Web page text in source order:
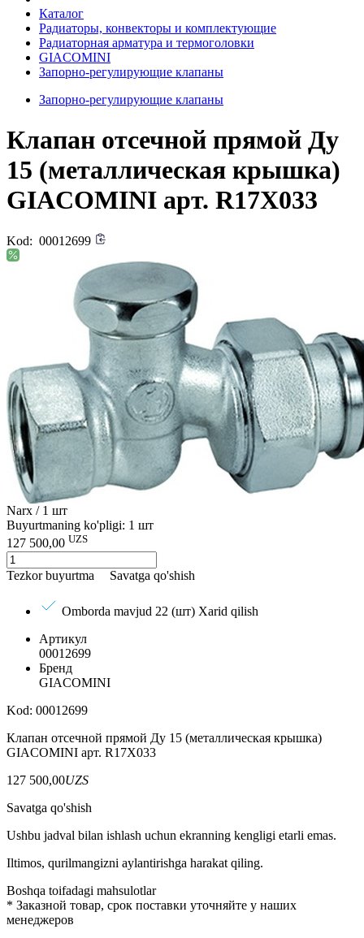
Каталог
Радиаторы, конвекторы и комплектующие
Радиаторная арматура и термоголовки
GIACOMINI
Запорно-регулирующие клапаны
Запорно-регулирующие клапаны
Клапан отсечной прямой Ду
15 (металлическая крышка)
GIACOMINI арт. R17X033
Kod: 00012699
Narx / 1 шт
Buyurtmaning ko'pligi: 1 шт
127 500,00 UZS
Tezkor buyurtma Savatga qo'shish
Omborda mavjud 22 (шт) Xarid qilish
Артикул
00012699
Бренд
GIACOMINI
Kod: 00012699
Клапан отсечной прямой Ду 15 (металлическая крышка)
GIACOMINI арт. R17X033
127 500,00UZS
Savatga qo'shish
Ushbu jadval bilan ishlash uchun ekranning kengligi etarli emas.
Iltimos, qurilmangizni aylantirishga harakat qiling.
Boshqa toifadagi mahsulotlar
* Заказной товар, срок поставки уточняйте у наших
менеджеров